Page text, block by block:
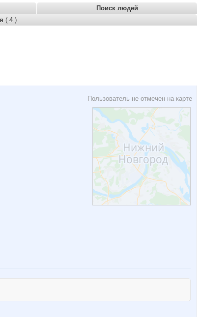
Поиск людей
( 4 )
Пользователь не отмечен на карте